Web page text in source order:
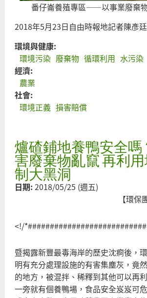
番仔崙養殖專區——以事業廢棄
2018年5月23日自由時報地記者陳彥
環境與健康:
環境污染 廢棄物 循環利用 水污染
經濟:
農業
社會:
環境正義 損害賠償
爐碴鋪地養鴨安全
害廢棄物亂竄 再利
制大黑洞
日期: 2018/05/25 (週五)
【環保
<!/
暨揭露新豐最毒海岸的歷史沈痾後，
明有充分處理設施的有害集塵灰，竟
的地方，被混拌、稀釋到其他可以再
一旁就有個養鴨場，食品安全岌岌可